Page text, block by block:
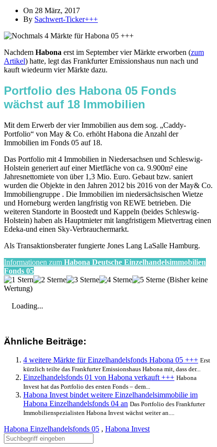
On 28 März, 2017
By Sachwert-Ticker+++
Nachdem Habona erst im September vier Märkte erworben (zum
Artikel) hatte, legt das Frankfurter Emissionshaus nun nach und
kauft wiedeurm vier Märkte dazu.
Portfolio des Habona 05 Fonds
wächst auf 18 Immobilien
Mit dem Erwerb der vier Immobilien aus dem sog. „Caddy-
Portfolio“ von May & Co. erhöht Habona die Anzahl der
Immobilien im Fonds 05 auf 18.
Das Portfolio mit 4 Immobilien in Niedersachsen und Schleswig-
Holstein generiert auf einer Mietfläche von ca. 9.900m² eine
Jahresnettomiete von über 1,3 Mio. Euro. Gebaut bzw. saniert
wurden die Objekte in den Jahren 2012 bis 2016 von der May& Co.
Immobiliengruppe . Die Immobilien im niedersächsischen Wietze
und Horneburg werden langfristig von REWE betrieben. Die
weiteren Standorte in Boostedt und Kappeln (beides Schleswig-
Holstein) haben als Hauptmieter mit langfristigem Mietvertrag einen
Edeka-und einen Sky-Verbrauchermarkt.
Als Transaktionsberater fungierte Jones Lang LaSalle Hamburg.
Informationen zum Habona Deutsche Einzelhandelsimmobilien
Fonds 05
(Bisher keine
Wertung)
Loading...
Ähnliche Beiträge:
4 weitere Märkte für Einzelhandelsfonds Habona 05 +++ Erst
kürzlich teilte das Frankfurter Emissionshaus Habona mit, dass der...
Einzelhandelsfonds 01 von Habona verkauft +++ Habona
Invest hat das Portfolio des ersten Fonds – dem...
Habona Invest bindet weitere Einzelhandelsimmobilie im
Habona Einzelhandelsfonds 04 an Das Portfolio des Frankfurter
Immobilienspezialisten Habona Invest wächst weiter an....
Habona Einzelhandelsfonds 05 , Habona Invest